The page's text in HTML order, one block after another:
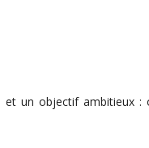
et un objectif ambitieux :